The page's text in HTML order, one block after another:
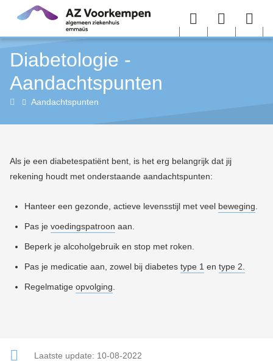
Overslaan en naar de inhoud gaan
Menu User
Diabetologie -
Aandachtspunten
Diabetologie
Aandachtspunten
Als je een diabetespatiënt bent, is het erg belangrijk dat jij
rekening houdt met onderstaande aandachtspunten:
Hanteer een gezonde, actieve levensstijl met veel beweging
Pas je voedingspatroon aan.
Beperk je alcoholgebruik en stop met roken.
Pas je medicatie aan, zowel bij diabetes type 1 en type 2.
Regelmatige opvolging
Laatste update: 10-08-2022